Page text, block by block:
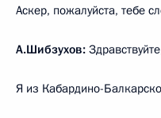
Аскер, пожалуйста, тебе
А.Шибзухов:
Я из Кабардино-